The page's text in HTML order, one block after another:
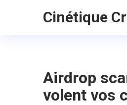
Cinétique
Airdrop
volent vos